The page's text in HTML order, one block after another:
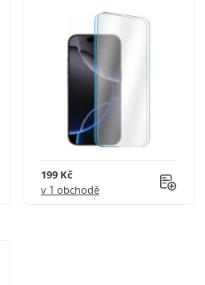
199 Kč
v 1 obchodě